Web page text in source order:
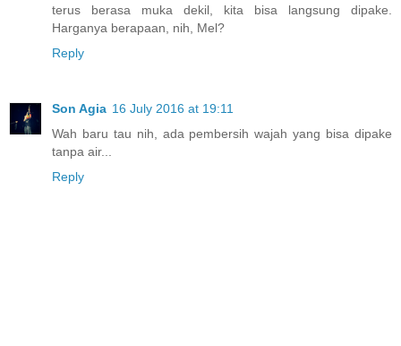
terus berasa muka dekil, kita bisa langsung dipake.
Harganya berapaan, nih, Mel?
Reply
Son Agia 16 July 2016 at 19:11
Wah baru tau nih, ada pembersih wajah yang bisa dipake
tanpa air...
Reply